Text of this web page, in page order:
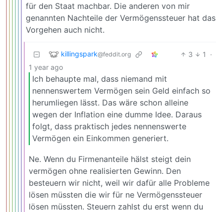
für den Staat machbar. Die anderen von mir
genannten Nachteile der Vermögenssteuer hat das
Vorgehen auch nicht.
killingspark@feddit.org 3 1
·
1 year ago
Ich behaupte mal, dass niemand mit
nennenswertem Vermögen sein Geld einfach so
herumliegen lässt. Das wäre schon alleine
wegen der Inflation eine dumme Idee. Daraus
folgt, dass praktisch jedes nennenswerte
Vermögen ein Einkommen generiert.
Ne. Wenn du Firmenanteile hälst steigt dein
vermögen ohne realisierten Gewinn. Den
besteuern wir nicht, weil wir dafür alle Probleme
lösen müssten die wir für ne Vermögenssteuer
lösen müssten. Steuern zahlst du erst wenn du